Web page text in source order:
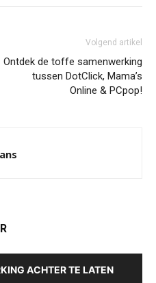
Volgend artikel
Ontdek de toffe samenwerking
tussen DotClick, Mama’s
Online & PCpop!
ACHTER TE LATEN